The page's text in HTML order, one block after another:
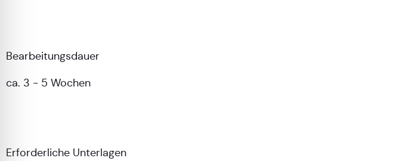
Bearbeitungsdauer
ca. 3 - 5 Wochen
Erforderliche Unterlagen